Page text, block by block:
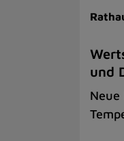
und
Neue